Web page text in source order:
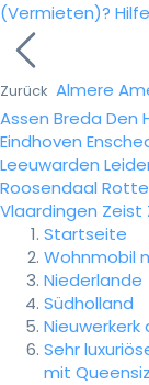
(Vermieten)?
Zurück Almere
Assen Breda Den
Eindhoven
Leeuwarden
Roosendaal
Vlaardingen Zeist
Startseite
Wohnmobil
Niederlande
Südholland
Nieuwerkerk
Sehr
mit